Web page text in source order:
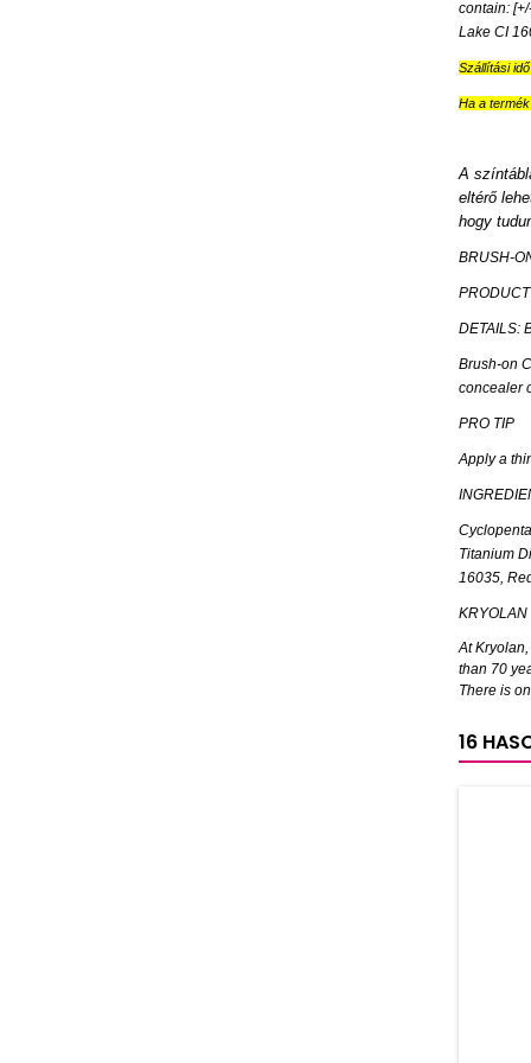
contain:
Lake CI
Szállítási
Ha a
A
eltérő
hogy
BRUSH-
DETAILS:
Brush-on
concealer
PRO TIP
Apply a
Titanium
16035,
KRYOLAN
At
than 70
There is
16